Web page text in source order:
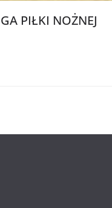
PIŁKI NOŻNEJ